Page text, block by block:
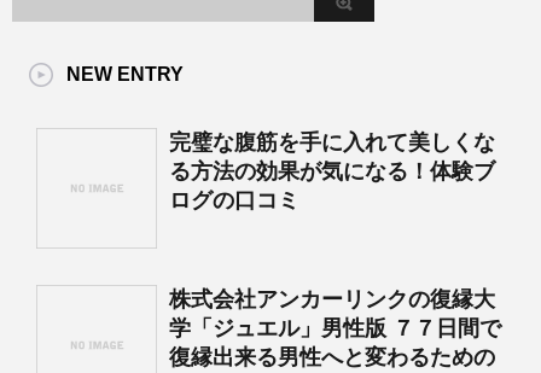
NEW ENTRY
完璧な腹筋を手に入れて美しくな
る方法の効果が気になる！体験ブ
ログの口コミ
株式会社アンカーリンクの復縁大
学「ジュエル」男性版 ７７日間で
復縁出来る男性へと変わるための